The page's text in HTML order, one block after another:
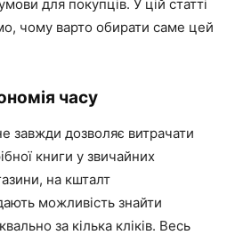
для покупців. У цій статті
чому варто обирати саме цей
часу
завжди дозволяє витрачати
книги у звичайних
на кшталт
можливість знайти
за кілька кліків. Весь